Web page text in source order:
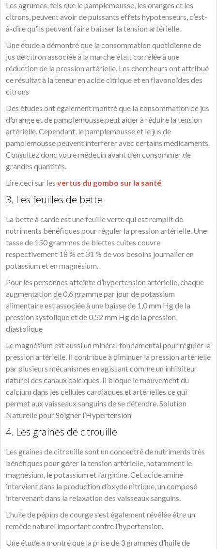
Les agrumes, tels que le pamplemousse, les oranges et les
citrons, peuvent avoir de puissants effets hypotenseurs, c’est-
à-dire qu’ils peuvent faire baisser la tension artérielle.
Une étude a démontré que la consommation quotidienne de
jus de citron associée à la marche était corrélée à une
réduction de la pression artérielle. Les chercheurs ont attribué
ce résultat à la teneur en acide citrique et en flavonoïdes des
citrons
Des études ont également montré que la consommation de jus
d’orange et de pamplemousse peut aider à réduire la tension
artérielle. Cependant, le pamplemousse et le jus de
pamplemousse peuvent interférer avec certains médicaments.
Consultez donc votre médecin avant d’en consommer de
grandes quantités.
Lire ceci sur lesvertus du gombo sur la santé
3. Les feuilles de bette
La bette à carde est une feuille verte qui est remplit de
nutriments bénéfiques pour réguler la pression artérielle. Une
tasse de 150 grammes de blettes cuites couvre
respectivement 18 % et 31 % de vos besoins journalier en
potassium et en magnésium.
Pour les personnes atteinte d’hypertension artérielle, chaque
augmentation de 0,6 gramme par jour de potassium
alimentaire est associée à une baisse de 1,0 mm Hg de la
pression systolique et de 0,52 mm Hg de la pression
diastolique
Le magnésium est aussi un minéral fondamental pour réguler la
pression artérielle. Il contribue à diminuer la pression artérielle
par plusieurs mécanismes en agissant comme un inhibiteur
naturel des canaux calciques. Il bloque le mouvement du
calcium dans les cellules cardiaques et artérielles ce qui
permet aux vaisseaux sanguins de se détendre. Solution
Naturelle pour Soigner l’Hypertension
4. Les graines de citrouille
Les graines de citrouille sont un concentré de nutriments très
bénéfiques pour gérer la tension artérielle, notamment le
magnésium, le potassium et l’arginine. Cet acide aminé
intervient dans la production d’oxyde nitrique, un composé
intervenant dans la relaxation des vaisseaux sanguins.
L’huile de pépins de courge s’est également révélée être un
remède naturel important contre l’hypertension.
Une étude a montré que la prise de 3 grammes d’huile de